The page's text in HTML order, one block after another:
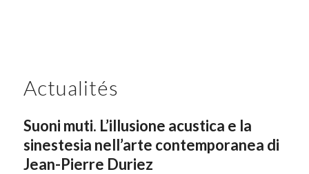
Actualités
Suoni muti. L’illusione acustica e la
sinestesia nell’arte contemporanea di
Jean-Pierre Duriez